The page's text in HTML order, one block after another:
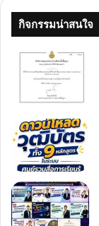
กิจกรรมน่าสนใจ